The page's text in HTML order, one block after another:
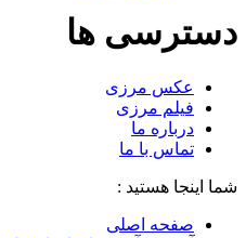
دسترسی ها
عکس مرزی
فیلم مرزی
درباره ما
تماس با ما
شما اینجا هستید :
صفحه اصلی